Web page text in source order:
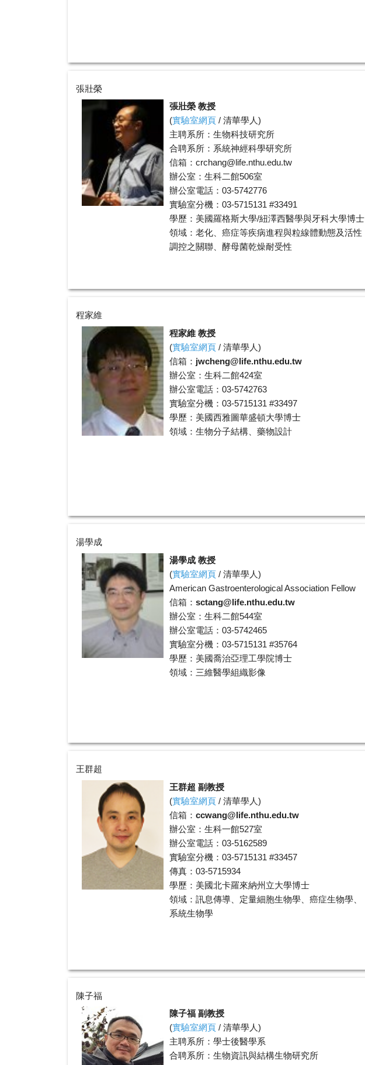
張壯榮
張壯榮 教授
(實驗室網頁 / 清華學人)
主聘系所：生物科技研究所
合聘系所：系統神經科學研究所
信箱： crchang@life.nthu.edu.tw
辦公室：生科二館506室
辦公室電話：03-5742776
實驗室分機：03-5715131 #33491
學歷：美國羅格斯大學/紐澤西醫學與牙科大學博士
領域：老化、癌症等疾病進程與粒線體動態及活性
調控之關聯、酵母菌乾燥耐受性
程家維
程家維 教授
(實驗室網頁 / 清華學人)
信箱： jwcheng@life.nthu.edu.tw
辦公室：生科二館424室
辦公室電話：03-5742763
實驗室分機：03-5715131 #33497
學歷：美國西雅圖華盛頓大學博士
領域：生物分子結構、藥物設計
湯學成
湯學成 教授
(實驗室網頁 / 清華學人)
American Gastroenterological Association Fellow
信箱： sctang@life.nthu.edu.tw
辦公室：生科二館544室
辦公室電話：03-5742465
實驗室分機：03-5715131 #35764
學歷：美國喬治亞理工學院博士
領域：三維醫學組織影像
王群超
王群超 副教授
(實驗室網頁 / 清華學人)
信箱： ccwang@life.nthu.edu.tw
辦公室：生科一館527室
辦公室電話：03-5162589
實驗室分機：03-5715131 #33457
傳真：03-5715934
學歷：美國北卡羅來納州立大學博士
領域：訊息傳導、定量細胞生物學、癌症生物學、
系統生物學
陳子福
陳子福 副教授
(實驗室網頁 / 清華學人)
主聘系所：學士後醫學系
合聘系所：生物資訊與結構生物研究所